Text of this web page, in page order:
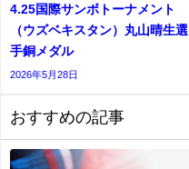
4.25国際サンボトーナメント
（ウズベキスタン）丸山晴生選
手銅メダル
2026年5月28日
おすすめの記事